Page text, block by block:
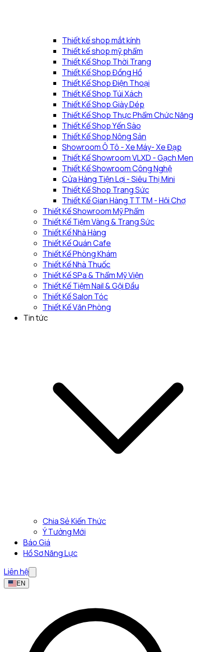
Thiết kế shop mắt kính
Thiết kế shop mỹ phẩm
Thiết Kế Shop Thời Trang
Thiết Kế Shop Đồng Hồ
Thiết Kế Shop Điện Thoại
Thiết Kế Shop Túi Xách
Thiết Kế Shop Giày Dép
Thiết Kế Shop Thực Phẩm Chức Năng
Thiết Kế Shop Yến Sào
Thiết Kế Shop Nông Sản
Showroom Ô Tô - Xe Máy- Xe Đạp
Thiết Kế Showroom VLXD - Gạch Men
Thiết Kế Showroom Công Nghệ
Cửa Hàng Tiện Lợi - Siêu Thị Mini
Thiết Kế Shop Trang Sức
Thiết Kế Gian Hàng TTTM - Hội Chợ
Thiết Kế Showroom Mỹ Phẩm
Thiết Kế Tiệm Vàng & Trang Sức
Thiết Kế Nhà Hàng
Thiết Kế Quán Cafe
Thiết Kế Phòng Khám
Thiết Kế Nhà Thuốc
Thiết Kế SPa & Thẩm Mỹ Viện
Thiết Kế Tiệm Nail & Gội Đầu
Thiết Kế Salon Tóc
Thiết Kế Văn Phòng
Tin tức
Chia Sẻ Kiến Thức
Ý Tưởng Mới
Báo Giá
Hồ Sơ Năng Lực
Liên hệ
EN